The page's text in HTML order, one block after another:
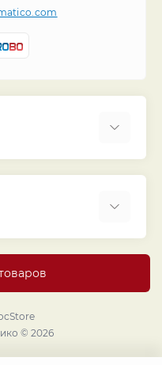
с помощью
© 2026